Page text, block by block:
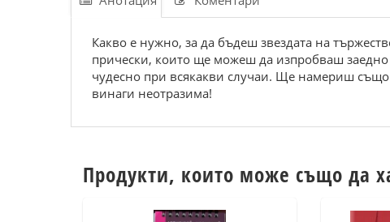
Какво е нужно, за да бъдеш звездата на
прически, които ще можеш да изпробваш заедно
чудесно при всякакви случаи. Ще намериш
винаги неотразима!
Продукти, които може също да